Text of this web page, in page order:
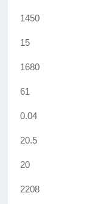
1450
15
1680
61
0.04
20.5
20
2208